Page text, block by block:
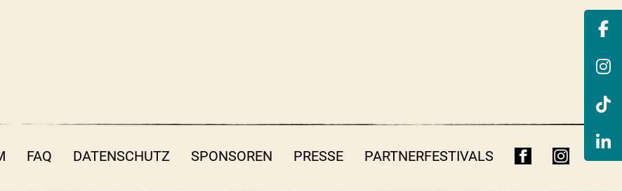
FAQ DATENSCHUTZ SPONSOREN PRESSE PARTNERFESTIVALS FB INSTA